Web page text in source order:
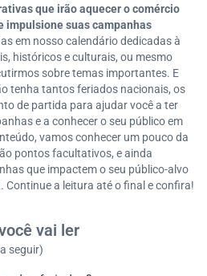
que irão aquecer o comércio
impulsione suas campanhas
em nosso calendário dedicadas à
históricos e culturais, ou mesmo
sobre temas importantes. E
tenha tantos feriados nacionais, os
de partida para ajudar você a ter
e a conhecer o seu público em
vamos conhecer um pouco da
pontos facultativos, e ainda
que impactem o seu público-alvo
Continue a leitura até o final e confira!
vai ler
seguir)